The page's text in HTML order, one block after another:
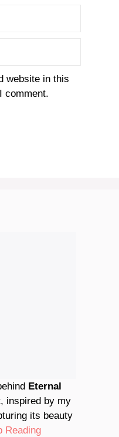
website in this
comment.
Eternal
inspired by my
its beauty
Reading